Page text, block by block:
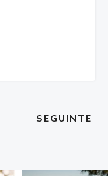
SEGUINTE